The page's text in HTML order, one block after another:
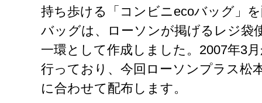
持ち歩ける「コンビニecoバッグ」
バッグは、ローソンが掲げるレジ袋
一環として作成しました。2007年3
行っており、今回ローソンプラス松
に合わせて配布します。